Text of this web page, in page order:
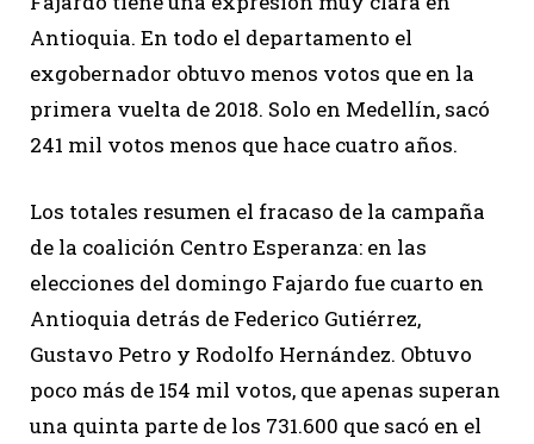
Antioquia. En todo el departamento el
exgobernador obtuvo menos votos que en la
primera vuelta de 2018. Solo en Medellín, sacó
241 mil votos menos que hace cuatro años.
Los totales resumen el fracaso de la campaña
de la coalición Centro Esperanza: en las
elecciones del domingo Fajardo fue cuarto en
Antioquia detrás de Federico Gutiérrez,
Gustavo Petro y Rodolfo Hernández. Obtuvo
poco más de 154 mil votos, que apenas superan
una quinta parte de los 731.600 que sacó en el